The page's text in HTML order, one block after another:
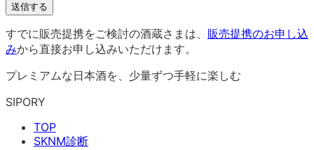
送信する
すでに販売提携をご検討の酒蔵さまは、 販売提携のお申し込
みから直接お申し込みいただけます。
プレミアムな日本酒を、少量ずつ手軽に楽しむ
SIPORY
TOP
SKNM診断